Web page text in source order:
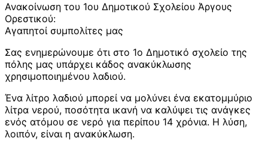
Ανακοίνωση του 1ου Δημοτικού Σχολείου Άργους
Ορεστικού:
Αγαπητοί συμπολίτες μας
Σας ενημερώνουμε ότι στο 1ο Δημοτικό σχολείο της
πόλης μας υπάρχει κάδος ανακύκλωσης
χρησιμοποιημένου λαδιού.
Ένα λίτρο λαδιού μπορεί να μολύνει ένα εκατομμύριο
λίτρα νερού, ποσότητα ικανή να καλύψει τις ανάγκες
ενός ατόμου σε νερό για περίπου 14 χρόνια. Η λύση,
λοιπόν, είναι η ανακύκλωση.